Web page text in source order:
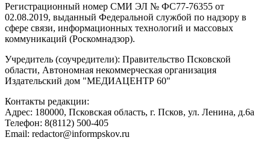
Регистрационный номер СМИ ЭЛ № ФС77-76355 от
02.08.2019, выданный Федеральной службой по надзору в
сфере связи, информационных технологий и массовых
коммуникаций (Роскомнадзор).
Учредитель (соучредители): Правительство Псковской
области, Автономная некоммерческая организация
Издательский дом "МЕДИАЦЕНТР 60"
Контакты редакции:
Адреc: 180000, Псковская область, г. Псков, ул. Ленина, д.6а
Телефон: 8(8112) 500-405
Email: redactor@informpskov.ru